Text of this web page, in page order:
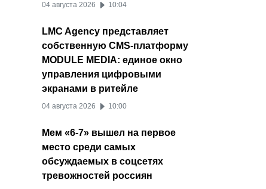
04 августа 2026 10:04
LMC Agency представляет
собственную CMS-платформу
MODULE MEDIA: единое окно
управления цифровыми
экранами в ритейле
04 августа 2026 10:00
Мем «6-7» вышел на первое
место среди самых
обсуждаемых в соцсетях
тревожностей россиян